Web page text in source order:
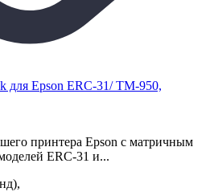
принтера Epson с матричным
ERC-31 и...